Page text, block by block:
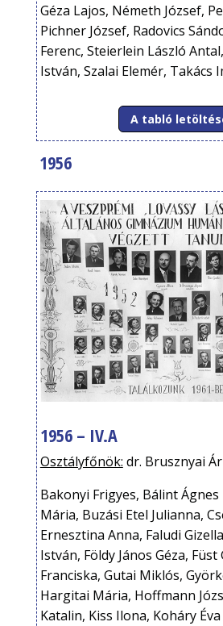
Géza Lajos, Németh József,
Pichner József, Radovics
Ferenc, Steierlein László
István, Szalai Elemér, Takács
A tabló
1956
1956 – IV.A
Osztályfőnök: dr. Brusznyai
Bakonyi Frigyes, Bálint
Mária, Buzási Etel Julianna,
Ernesztina Anna, Faludi
István, Földy János Géza, Füst
Franciska, Gutai Miklós,
Hargitai Mária, Hoffmann
Katalin, Kiss Ilona, Koháry